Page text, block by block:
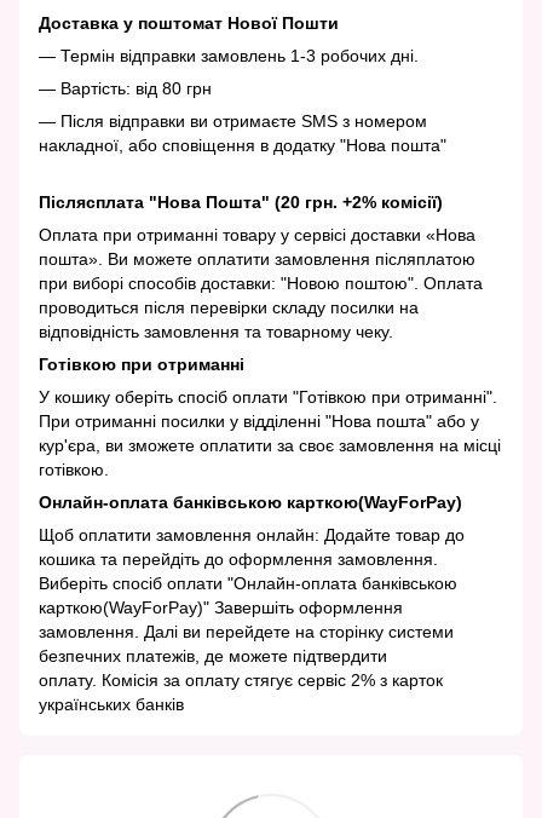
Доставка у поштомат Нової Пошти
— Термін відправки замовлень 1-3 робочих дні.
— Вартість: від 80 грн
— Після відправки ви отримаєте SMS з номером
накладної, або сповіщення в додатку "Нова пошта"
Післясплата "Нова Пошта" (20 грн. +2% комісії)
Оплата при отриманні товару у сервісі доставки «Нова
пошта». Ви можете оплатити замовлення післяплатою
при виборі способів доставки: "Новою поштою". Оплата
проводиться після перевірки складу посилки на
відповідність замовлення та товарному чеку.
Готівкою при отриманні
У кошику оберіть спосіб оплати "Готівкою при отриманні".
При отриманні посилки у відділенні "Нова пошта" або у
кур'єра, ви зможете оплатити за своє замовлення на місці
готівкою.
Онлайн-оплата банківською карткою(WayForPay)
Щоб оплатити замовлення онлайн: Додайте товар до
кошика та перейдіть до оформлення замовлення.
Виберіть спосіб оплати "Онлайн-оплата банківською
карткою(WayForPay)" Завершіть оформлення
замовлення. Далі ви перейдете на сторінку системи
безпечних платежів, де можете підтвердити
оплату. Комісія за оплату стягує сервіс 2% з карток
українських банків